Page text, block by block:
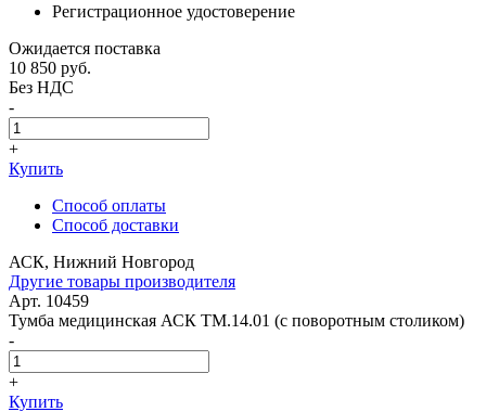
Регистрационное удостоверение
Ожидается поставка
10 850 руб.
Без НДС
-
+
Купить
Способ оплаты
Способ доставки
АСК, Нижний Новгород
Другие товары производителя
Арт. 10459
Тумба медицинская АСК ТМ.14.01 (с поворотным столиком)
-
+
Купить